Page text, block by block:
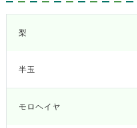
梨
半玉
モロヘイヤ